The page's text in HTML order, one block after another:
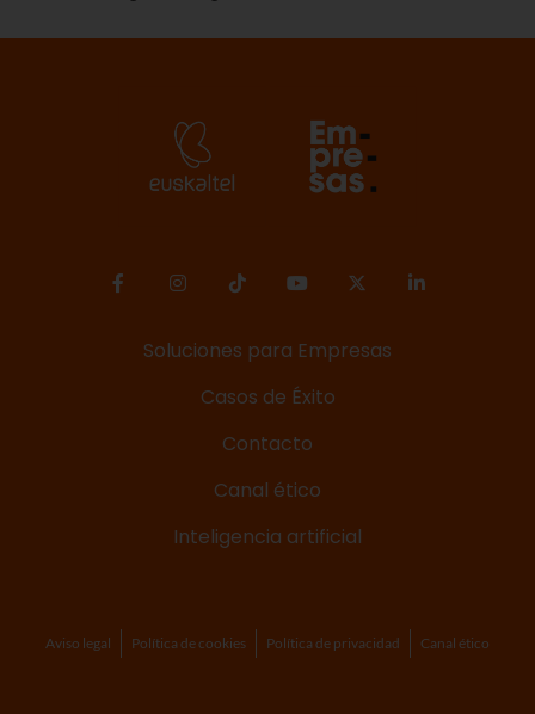
Soluciones para Empresas
Casos de Éxito
Contacto
Canal ético
Inteligencia artificial
Aviso legal Política de cookies Política de privacidad Canal ético